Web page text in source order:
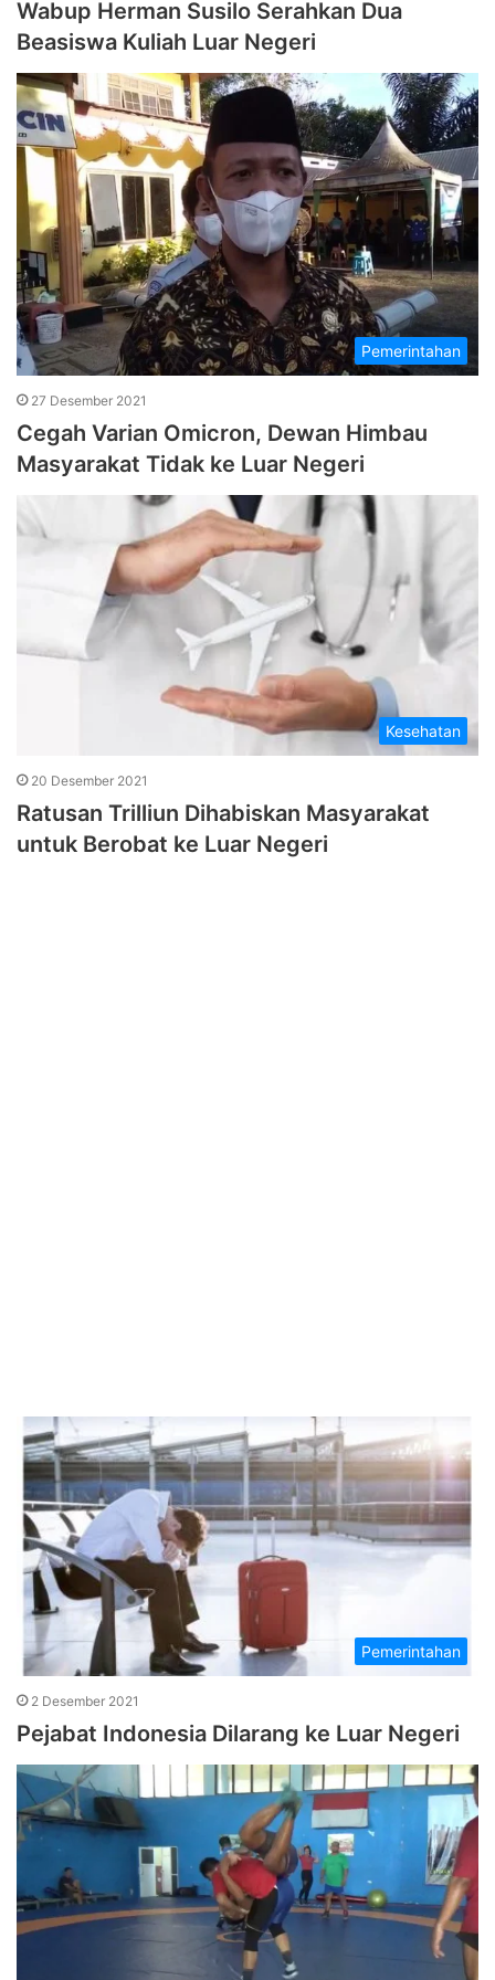
Wabup Herman Susilo Serahkan Dua
Beasiswa Kuliah Luar Negeri
Pemerintahan
27 Desember 2021
Cegah Varian Omicron, Dewan Himbau
Masyarakat Tidak ke Luar Negeri
Kesehatan
20 Desember 2021
Ratusan Trilliun Dihabiskan Masyarakat
untuk Berobat ke Luar Negeri
Pemerintahan
2 Desember 2021
Pejabat Indonesia Dilarang ke Luar Negeri